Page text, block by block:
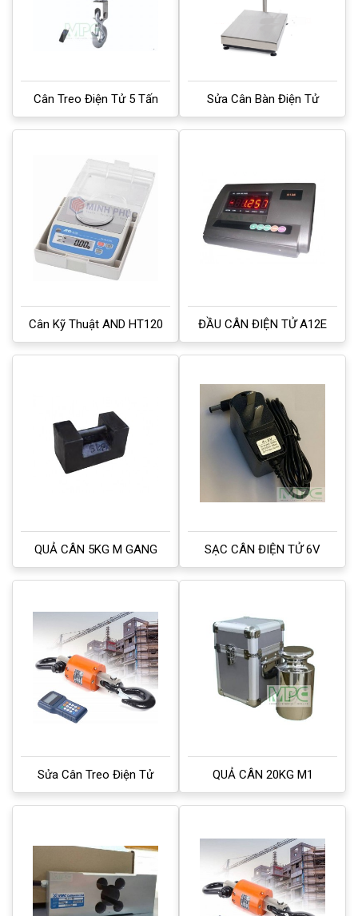
Cân Treo Điện Tử 5 Tấn Sửa Cân Bàn Điện Tử
Cân Kỹ Thuật AND HT120 ĐẦU CÂN ĐIỆN TỬ A12E
QUẢ CÂN 5KG M GANG SẠC CÂN ĐIỆN TỬ 6V
Sửa Cân Treo Điện Tử QUẢ CÂN 20KG M1